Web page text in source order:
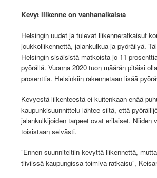
Kevyt liikenne on vanhanaikaista
Helsingin uudet ja tulevat liikenneratkaisut
joukkoliikennettä, jalankulkua ja pyöräilyä.
Helsingin sisäisistä matkoista jo 11
pyörällä. Vuonna 2020 tuon määrän pitäisi
prosenttia. Helsinkiin rakennetaan lisää
Kevyestä liikenteestä ei kuitenkaan enää
kaupunkisuunnittelu lähtee siitä, että
jalankulkijoiden tarpeet ovat erilaiset. Niiden
toisistaan selvästi.
”Ennen suunniteltiin kevyttä liikennettä,
tiiviissä kaupungissa toimiva ratkaisu”,